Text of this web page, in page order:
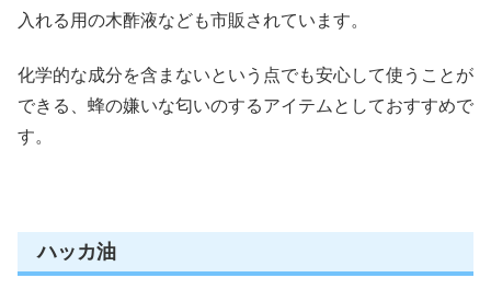
入れる用の木酢液なども市販されています。
化学的な成分を含まないという点でも安心して使うことが
できる
、蜂の嫌いな匂いのするアイテムとしておすすめで
す。
ハッカ油